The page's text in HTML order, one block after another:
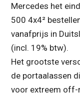
Mercedes het
500 4x4²
vanafprijs in
(incl. 19% btw).
Het grootste
de portaalassen
voor extreem off-